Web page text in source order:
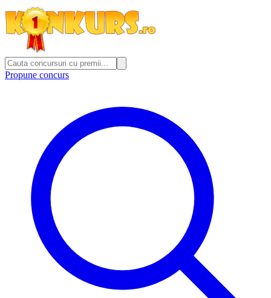
Propune concurs